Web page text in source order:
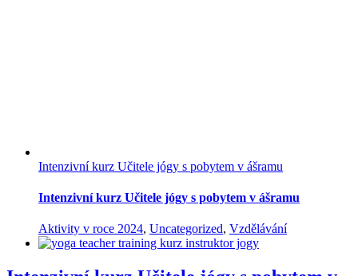
Intenzivní kurz Učitele jógy s pobytem v ášramu
Intenzivní kurz Učitele jógy s pobytem v ášramu
Aktivity v roce 2024, Uncategorized, Vzdělávání